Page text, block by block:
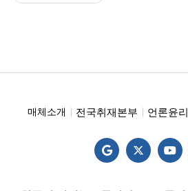
매체소개 전국취재본부 언론윤리